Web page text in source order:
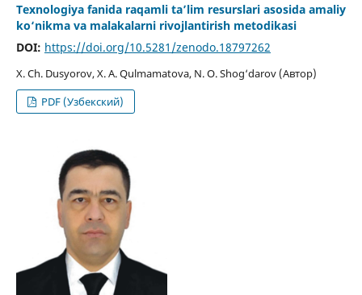
Texnologiya fanida raqamli ta’lim resurslari asosida amaliy
ko‘nikma va malakalarni rivojlantirish metodikasi
DOI: https://doi.org/10.5281/zenodo.18797262
X. Ch. Dusyorov, X. A. Qulmamatova, N. O. Shog‘darov (Автор)
PDF (Узбекский)